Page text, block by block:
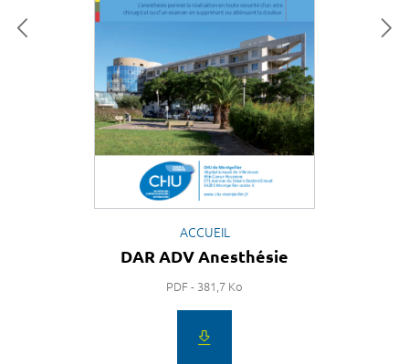
ACCUEIL
DAR ADV Anesthésie
PDF - 381,7 Ko